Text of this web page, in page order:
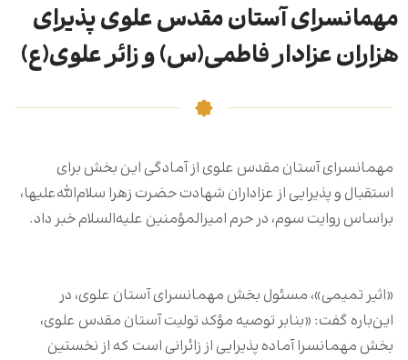
مهمانسرای آستان مقدس علوی پذیرای
هزاران عزادار فاطمی(س) و زائر علوی(ع)
مهمانسرای آستان مقدس علوی از آمادگی این بخش برای
استقبال و پذیرایی از عزاداران شهادت حضرت زهرا سلام‌الله‌علیها،
براساس روایت سوم، در حرم امیرالمؤمنین علیه‌السلام خبر داد.
«اثیر تمیمی»، مسئول بخش مهمانسرای آستان علوی، در
این‌باره گفت: «بنابر توصیه مؤکد تولیت آستان مقدس علوی،
بخش مهمانسرا آماده پذیرایی از زائرانی است که از نخستین